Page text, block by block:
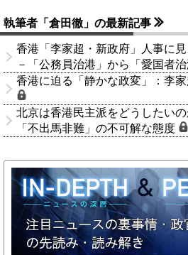
執筆者「倉田徹」の最新記事
香港「李家超・新政府」人事に
－「公務員治港」から「愛国者治
香港に迫る「静かな政変」：李
北京は香港民主派をどうしたい
「不出馬非難」の不可解な態度